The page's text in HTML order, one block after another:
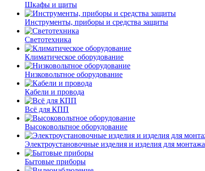
Шкафы и щиты
Инструменты, приборы и средства защиты
Светотехника
Климатическое оборудование
Низковольтное оборудование
Кабели и провода
Всё для КПП
Высоковольтное оборудование
Электроустановочные изделия и изделия для монтажа
Бытовые приборы